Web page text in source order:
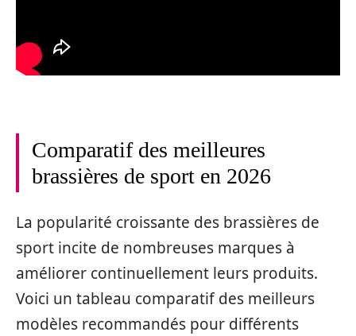
Comparatif des meilleures
brassières de sport en 2026
La popularité croissante des brassières de
sport incite de nombreuses marques à
améliorer continuellement leurs produits.
Voici un tableau comparatif des meilleurs
modèles recommandés pour différents